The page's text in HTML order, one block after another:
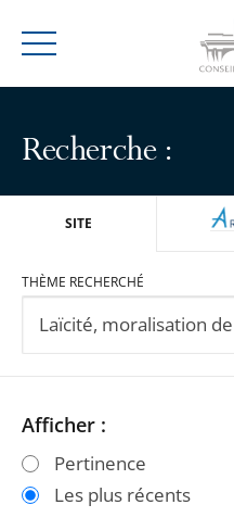
Menu
Recherche :
SITE
THÈME RECHERCHÉ
Passer
les
filtres
Passer
les
filtres
Afficher :
Pertinence
Les plus récents